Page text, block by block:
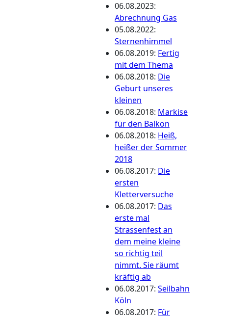
06.08.2023:
Abrechnung Gas
05.08.2022:
Sternenhimmel
06.08.2019: Fertig
mit dem Thema
06.08.2018: Die
Geburt unseres
kleinen
06.08.2018: Markise
für den Balkon
06.08.2018: Heiß,
heißer der Sommer
2018
06.08.2017: Die
ersten
Kletterversuche
06.08.2017: Das
erste mal
Strassenfest an
dem meine kleine
so richtig teil
nimmt. Sie räumt
kräftig ab
06.08.2017: Seilbahn
Köln
06.08.2017: Für